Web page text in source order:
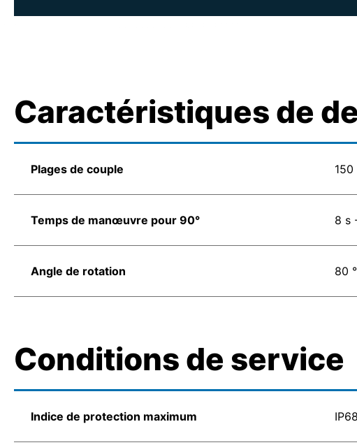
Caractéristiques de
Plages de couple
Temps de manœuvre pour 90° 8 s
Angle de rotation 80
Conditions de service
Indice de protection maximum IP68